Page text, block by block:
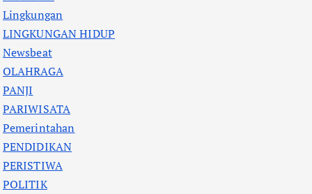
Lingkungan
LINGKUNGAN HIDUP
Newsbeat
OLAHRAGA
PANJI
PARIWISATA
Pemerintahan
PENDIDIKAN
PERISTIWA
POLITIK